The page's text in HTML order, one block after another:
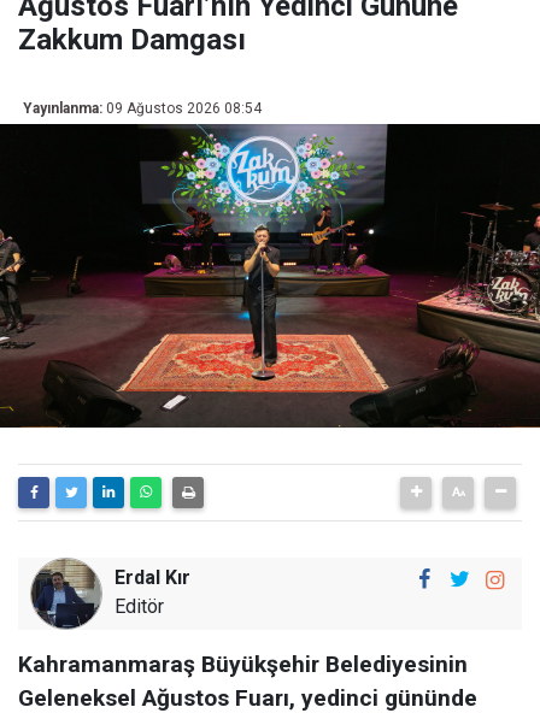
Zakkum Damgası
Yayınlanma: 09 Ağustos 2026 08:54
Erdal Kır
Editör
Kahramanmaraş Büyükşehir Belediyesinin
Geleneksel Ağustos Fuarı, yedinci gününde